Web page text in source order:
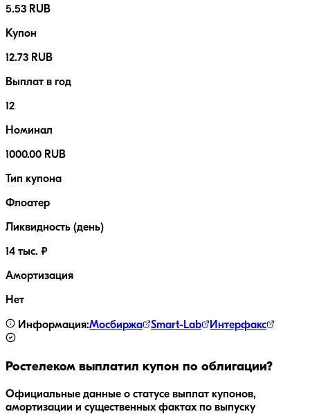
5.53 RUB
Купон
12.73 RUB
Выплат в год
12
Номинал
1000.00 RUB
Тип купона
Флоатер
Ликвидность (день)
14 тыс. ₽
Амортизация
Нет
Информация:Мосбиржа Smart-Lab Интерфакс
Ростелеком выплатил купон по облигации?
Официальные данные о статусе выплат купонов,
амортизации и существенных фактах по выпуску